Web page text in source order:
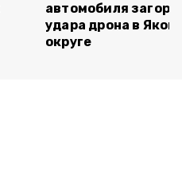
автомобиля
удара дрона в
округе